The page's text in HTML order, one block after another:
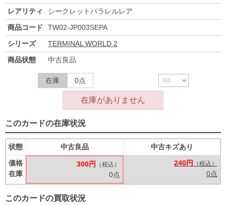
レアリティ
シークレットパラレルレア
商品コード
TW02-JP003SEPA
シリーズ
TERMINAL WORLD 2
商品状態
中古良品
在庫 0点
在庫がありません
このカードの在庫状況
状態
価格
在庫
中古良品
300円 （税込）
0点
中古キズあり
240円
（税込）
0点
このカードの買取状況